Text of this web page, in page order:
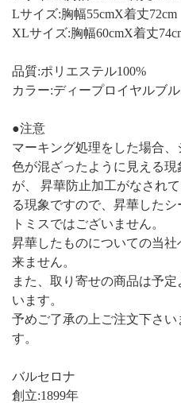
Lサイズ:胸幅55cmX着丈72cm
XLサイズ:胸幅60cmX着丈
品質:ポリエステル100%
カラー:ディープロイヤルブ
●注意
マーキング処理をした場合
色が混ざったように見える
が、 昇華防止加工がなされ
る現象ですので、昇華した
トミスではございません。
昇華したものについての当
来ません。
また、取り寄せの商品は予
います。
予めご了承の上ご注文下さ
す。
バルセロナ
創立:1899年